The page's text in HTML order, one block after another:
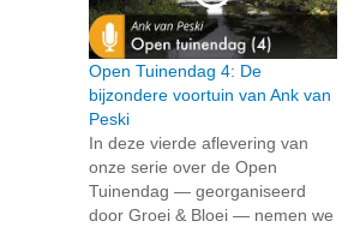
Open Tuinendag 4: De
bijzondere voortuin van Ank van
Peski
In deze vierde aflevering van
onze serie over de Open
Tuinendag — georganiseerd
door Groei & Bloei — nemen we